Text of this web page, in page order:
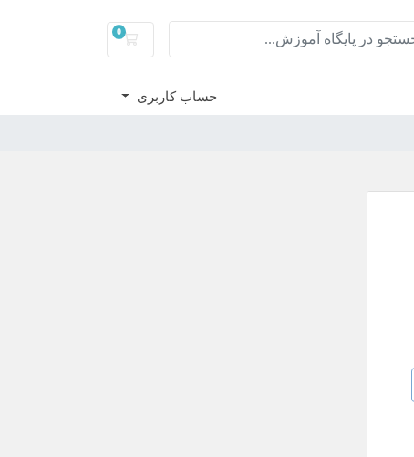
0
سبد خرید
حساب کاربری